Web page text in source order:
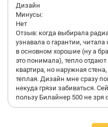
Дизайн
Минусы:
Нет
Отзыв: когда выбирала
узнавала о гарантии,
в основном хорошие (ну а
это понимала), тепло отдают
квартира, но наружная
теплая. Дизайн мне сразу
некуда грязи забиваться.
пользу Билайнер 500 не зря